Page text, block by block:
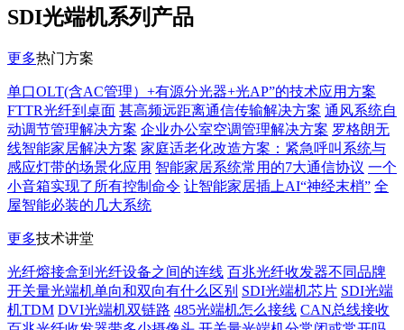
SDI光端机系列产品
更多热门方案
单口OLT(含AC管理）+有源分光器+光AP”的技术应用方案
FTTR光纤到桌面 甚高频远距离通信传输解决方案 通风系统自
动调节管理解决方案 企业办公室空调管理解决方案 罗格朗无
线智能家居解决方案 家庭适老化改造方案：紧急呼叫系统与
感应灯带的场景化应用 智能家居系统常用的7大通信协议 一个
小音箱实现了所有控制命令 让智能家居插上AI“神经末梢” 全
屋智能必装的几大系统
更多技术讲堂
光纤熔接盒到光纤设备之间的连线 百兆光纤收发器不同品牌
开关量光端机单向和双向有什么区别 SDI光端机芯片 SDI光端
机TDM DVI光端机双链路 485光端机怎么接线 CAN总线接收